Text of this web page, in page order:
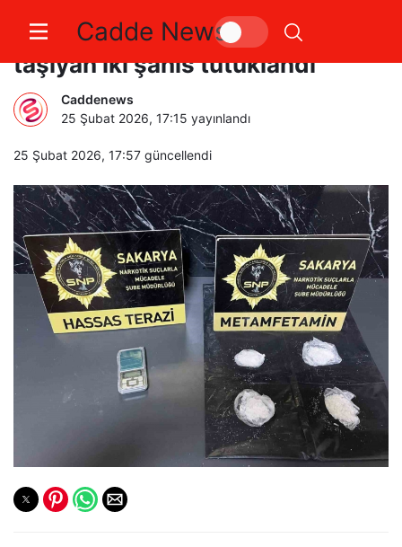
Cadde News
İstanbul’dan Sakarya’ya zehir
taşıyan iki şahıs tutuklandı
Caddenews
25 Şubat 2026, 17:15 yayınlandı
25 Şubat 2026, 17:57 güncellendi